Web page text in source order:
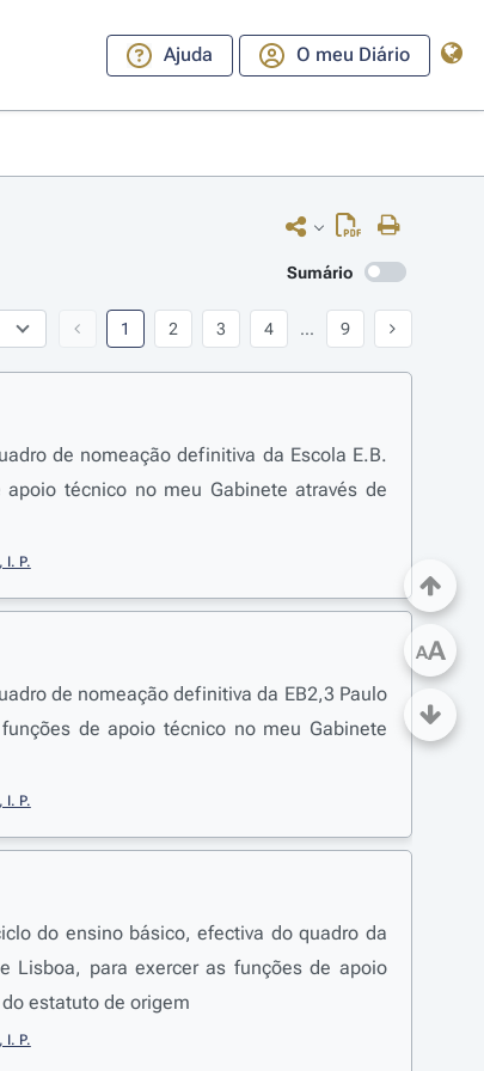
Ajuda O meu Diário
Sumário
1 2 3 4 ... 9
de nomeação definitiva da Escola E.B.
técnico no meu Gabinete através de
I. P.
de nomeação definitiva da EB2,3 Paulo
de apoio técnico no meu Gabinete
I. P.
do ensino básico, efectiva do quadro da
Lisboa, para exercer as funções de apoio
estatuto de origem
I. P.
AA